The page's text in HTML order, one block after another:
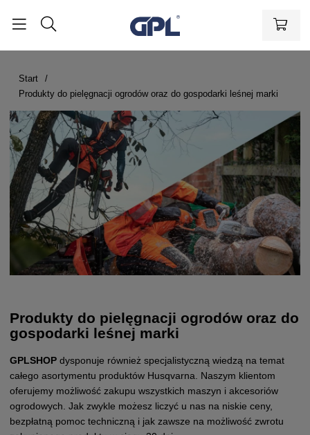
Start
Produkty do pielęgnacji ogrodów oraz do gospodarki leśnej marki
Produkty do pielęgnacji ogrodów oraz do
gospodarki leśnej marki
GPLSHOP dysponuje również specjalistyczną wiedzą na temat
całego asortymentu produktów Husqvarna. Naszym klientom
oferujemy możliwość zakupu wszystkich maszyn i akcesoriów
ogrodowych. Jak zwykle możesz liczyć u nas na niskie ceny,
bezpłatną pomoc techniczną i jak zawsze na możliwość zwrotu